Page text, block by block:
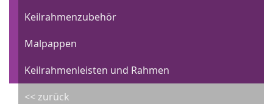
Keilrahmenzubehör
Malpappen
Keilrahmenleisten und Rahmen
<< zurück